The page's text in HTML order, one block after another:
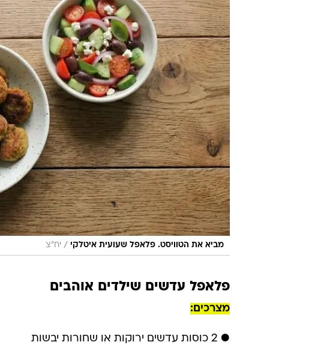
מביא את הטוויסט. פלאפל שעועית איטלקי / יח"צ
פלאפל עדשים שילדים אוהבים
מצרכים:
● 2 כוסות עדשים ירוקות או שחורות יבשות